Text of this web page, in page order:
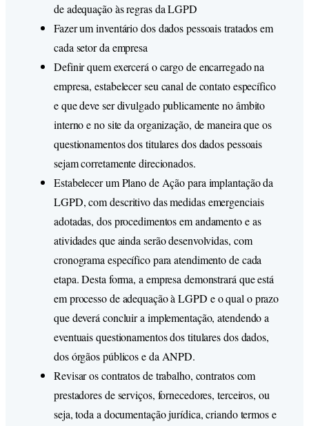
de adequação às regras da LGPD
Fazer um inventário dos dados pessoais tratados em
cada setor da empresa
Definir quem exercerá o cargo de encarregado na
empresa, estabelecer seu canal de contato específico
e que deve ser divulgado publicamente no âmbito
interno e no site da organização, de maneira que os
questionamentos dos titulares dos dados pessoais
sejam corretamente direcionados.
Estabelecer um Plano de Ação para implantação da
LGPD, com descritivo das medidas emergenciais
adotadas, dos procedimentos em andamento e as
atividades que ainda serão desenvolvidas, com
cronograma específico para atendimento de cada
etapa. Desta forma, a empresa demonstrará que está
em processo de adequação à LGPD e o qual o prazo
que deverá concluir a implementação, atendendo a
eventuais questionamentos dos titulares dos dados,
dos órgãos públicos e da ANPD.
Revisar os contratos de trabalho, contratos com
prestadores de serviços, fornecedores, terceiros, ou
seja, toda a documentação jurídica, criando termos e